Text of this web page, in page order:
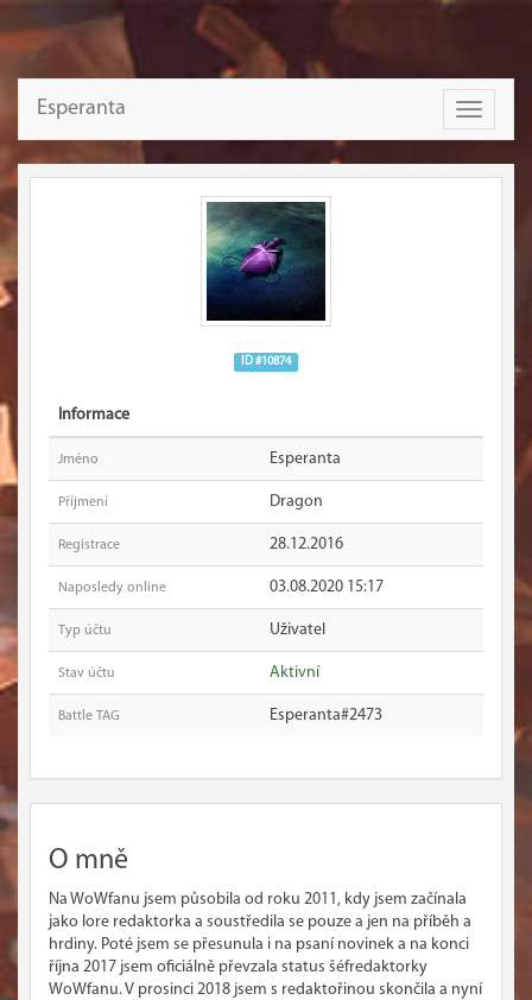
Toggle
Esperanta
ID #10874
Informace
Jméno Esperanta
Příjmení Dragon
Registrace 28.12.2016
Naposledy online 03.08.2020 15:17
Typ účtu Uživatel
Stav účtu Aktivní
Battle TAG Esperanta#2473
O mně
Na WoWfanu jsem působila od roku 2011, kdy jsem začínala
jako lore redaktorka a soustředila se pouze a jen na příběh a
hrdiny. Poté jsem se přesunula i na psaní novinek a na konci
října 2017 jsem oficiálně převzala status šéfredaktorky
WoWfanu. V prosinci 2018 jsem s redaktořinou skončila a nyní